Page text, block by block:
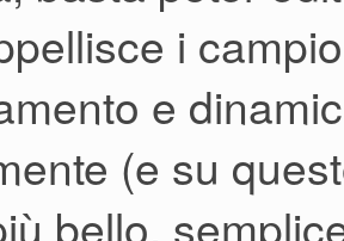
i
e
(e su
bello,